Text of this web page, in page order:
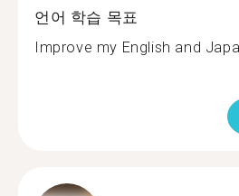
언어 학습 목표
Improve my English and